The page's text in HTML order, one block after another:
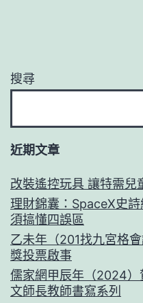
搜尋
近期文章
改裝遙控玩具 讓特需兒
理財錦囊：SpaceX史
須搞懂四誤區
乙未年（201找九宮格
獎投票啟事
儒家網甲辰年（2024）
文師長教師書寫系列